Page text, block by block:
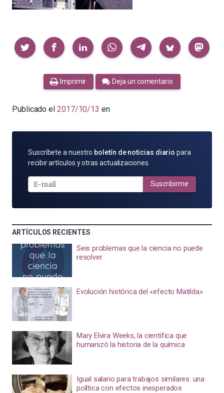
Compartir
Imprimir Deja un comentario
Publicado el 2017/10/13 en
SUSCRÍBETE
POR
MAIL
Suscríbete a nuestro boletín de noticias diario para
recibir artículos y otras actualizaciones.
Suscribirme
ARTÍCULOS RECIENTES
Seis problemas que la ciencia no puede
resolver
Evolución histórica del «efecto Matilda»
Mary Elvira Weeks, la científica que
humanizó la historia de la química
Igual salario para trabajos similares: una
política con efectos inesperados